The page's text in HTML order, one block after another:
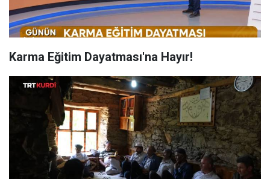
Karma Eğitim Dayatması'na Hayır!